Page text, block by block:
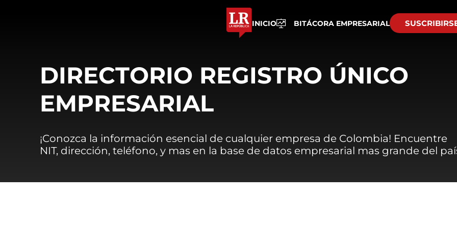
INICIO BITÁCORA EMPRESARIAL
DIRECTORIO REGISTRO ÚNICO
EMPRESARIAL
¡Conozca la información esencial de cualquier empresa de Colombia! Encuentre
NIT, dirección, teléfono, y mas en la base de datos empresarial mas grande del